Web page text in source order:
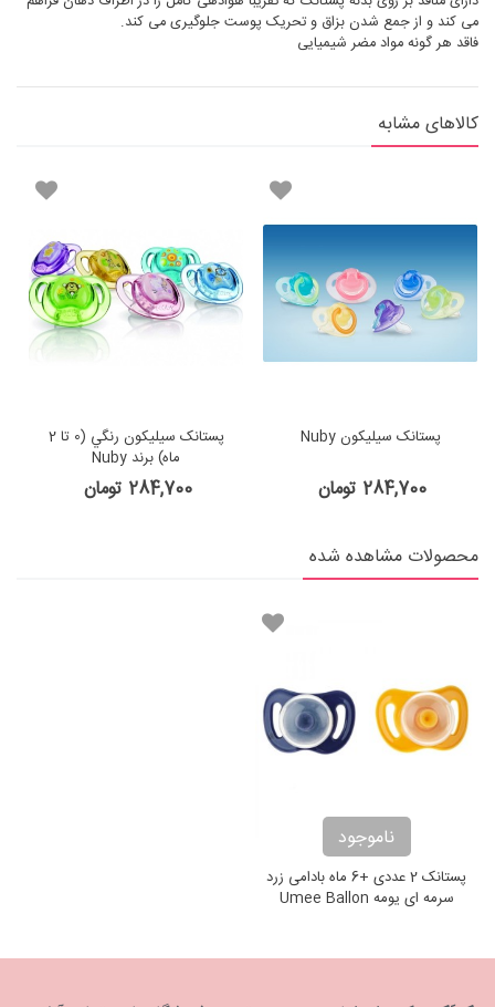
می کند و از جمع شدن بزاق و تحریک پوست جلوگیری می کند.
فاقد هر گونه مواد مضر شیمیایی
کالاهای مشابه
پستانک سيليكون Nuby
284,700 تومان
پستانک سيليكون رنگي (0 تا 2
ماه) برند Nuby
284,700 تومان
محصولات مشاهده شده
ناموجود
پستانک 2 عددی +6 ماه بادامی زرد
سرمه ای یومه Umee Ballon